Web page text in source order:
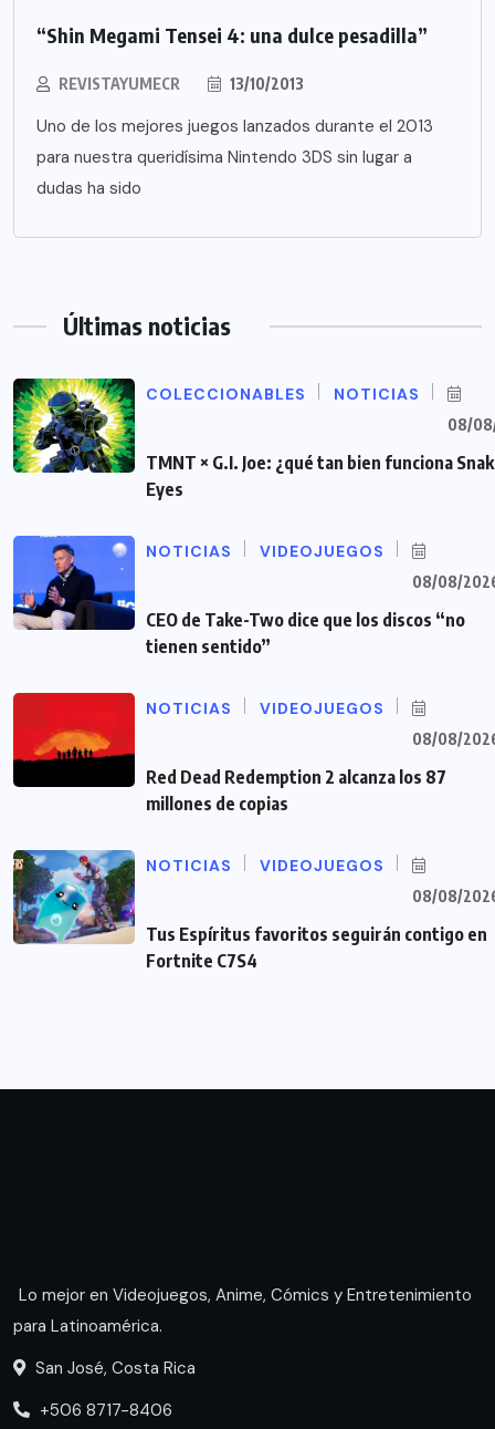
“Shin Megami Tensei 4: una dulce pesadilla”
REVISTAYUMECR 13/10/2013
Uno de los mejores juegos lanzados durante el 2013
para nuestra queridísima Nintendo 3DS sin lugar a
dudas ha sido
Últimas noticias
COLECCIONABLES NOTICIAS
08/
TMNT × G.I. Joe: ¿qué tan bien funciona
Eyes
NOTICIAS VIDEOJUEGOS
08/08/
CEO de Take-Two dice que los discos “no
tienen sentido”
NOTICIAS VIDEOJUEGOS
08/08/
Red Dead Redemption 2 alcanza los 87
millones de copias
NOTICIAS VIDEOJUEGOS
08/08/
Tus Espíritus favoritos seguirán contigo en
Fortnite C7S4
Lo mejor en Videojuegos, Anime, Cómics y Entretenimiento
para Latinoamérica.
San José, Costa Rica
+506 8717-8406